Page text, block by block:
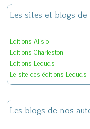
Les sites et blogs
Editions Alisio
Editions Charleston
Editions Leduc.s
Le site des éditions Leduc.s
Les blogs de nos